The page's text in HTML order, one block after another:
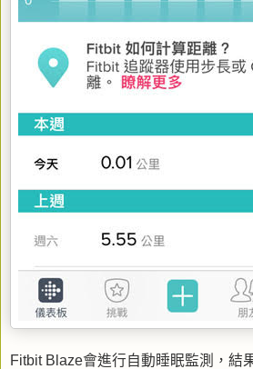
Fitbit Blaze會進行自動睡眠監測，結